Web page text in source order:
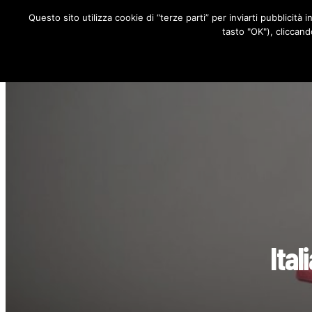
RUBRICHE
Questo sito utilizza cookie di “terze parti” per inviarti pubblicità
tasto "OK"),